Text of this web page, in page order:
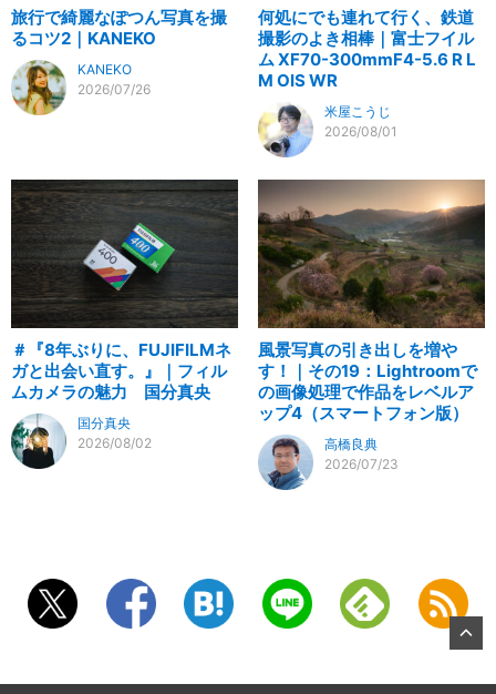
旅行で綺麗なぽつん写真を撮
るコツ2｜KANEKO
KANEKO
2026/07/26
何処にでも連れて行く、鉄道
撮影のよき相棒｜富士フイル
ム XF70-300mmF4-5.6 R L
M OIS WR
米屋こうじ
2026/08/01
＃『8年ぶりに、FUJIFILMネ
ガと出会い直す。』｜フィル
ムカメラの魅力 国分真央
国分真央
2026/08/02
風景写真の引き出しを増や
す！｜その19：Lightroomで
の画像処理で作品をレベルア
ップ4（スマートフォン版）
高橋良典
2026/07/23